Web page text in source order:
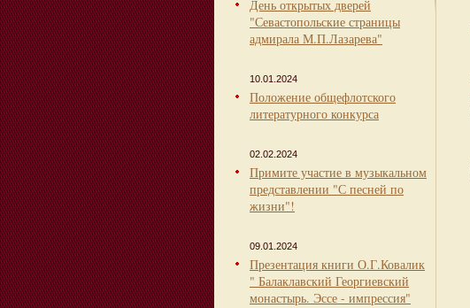
День открытых дверей
"Севастопольские страницы
адмирала М.П.Лазарева"
10.01.2024
Положение общефлотского
литературного конкурса
02.02.2024
Примите участие в музыкальном
представлении "С песней по
жизни"!
09.01.2024
Презентация книги О.Г.Ковалик
" Балаклавский Георгиевский
монастырь. Эссе - импрессия"